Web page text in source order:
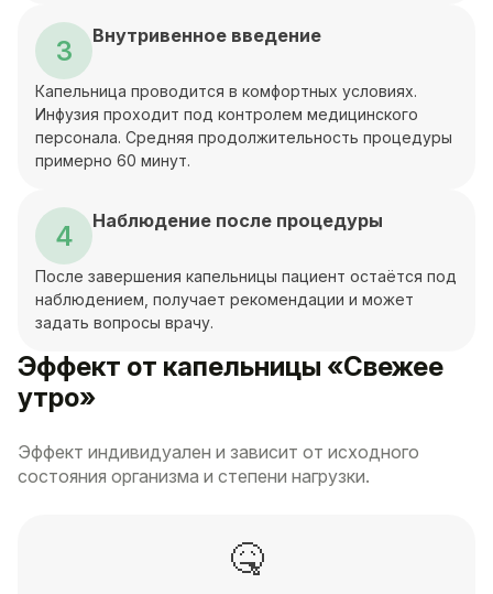
3 Внутривенное введение
Капельница проводится в комфортных условиях.
Инфузия проходит под контролем медицинского
персонала. Средняя продолжительность процедуры
примерно 60 минут.
4 Наблюдение после процедуры
После завершения капельницы пациент остаётся под
наблюдением, получает рекомендации и может
задать вопросы врачу.
Эффект от капельницы «Свежее
утро»
Эффект индивидуален и зависит от исходного
состояния организма и степени нагрузки.
🤒